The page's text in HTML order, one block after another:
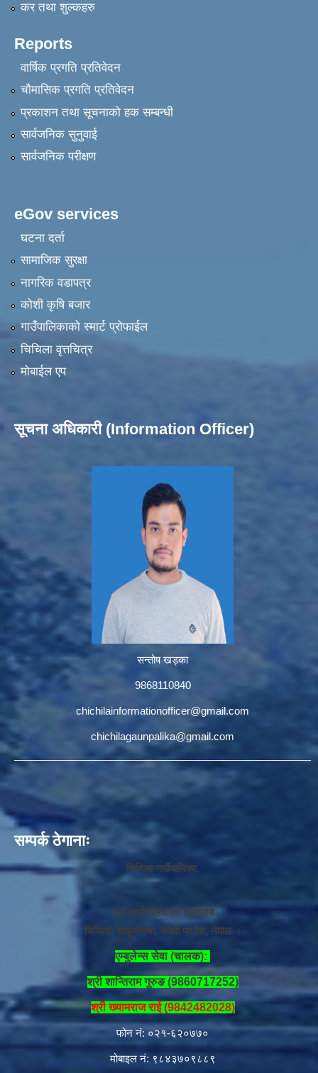
कर तथा शुल्कहरु
Reports
वार्षिक प्रगति प्रतिवेदन
चौमासिक प्रगति प्रतिवेदन
प्रकाशन तथा सूचनाको हक सम्बन्धी
सार्वजनिक सुनुवाई
सार्वजनिक परीक्षण
eGov services
घटना दर्ता
सामाजिक सुरक्षा
नागरिक वडापत्र
कोशी कृषि बजार
गाउँपालिकाको स्मार्ट प्रोफाईल
चिचिला वृत्तचित्र
मोबाईल एप
सूचना अधिकारी (Information Officer)
सन्तोष खड्का
9868110840
chichilainformationofficer@gmail.com
chichilagaunpalika@gmail.com
सम्पर्क ठेगानाः
चिचिला गाउँपालिका,
गाउँ कार्यपालिकाको कार्यालय
चिचिला, संखुवासभा, कोशी प्रदेश, नेपाल ।
एम्बुलेन्स सेवा (चालक):
श्री शान्तिराम गुरुङ (9860717252)
श्री ख्यामराज राई (9842482028)
फोन नं: ०२१-६२०७७०
मोबाइल नं: ९८४३७०९८८९